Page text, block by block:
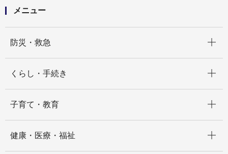
メニュー
防災・救急
くらし・手続き
子育て・教育
健康・医療・福祉